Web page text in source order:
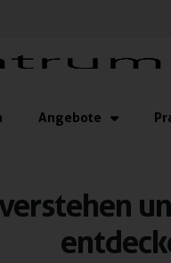
Angebote